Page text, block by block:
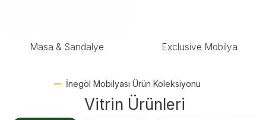
Masa & Sandalye Exclusive Mobilya
İnegöl Mobilyası Ürün Koleksiyonu
Vitrin Ürünleri